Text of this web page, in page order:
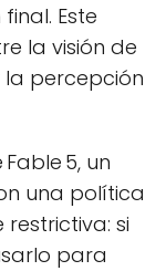
Este
la visión de
la percepción
5, un
una política
si
para